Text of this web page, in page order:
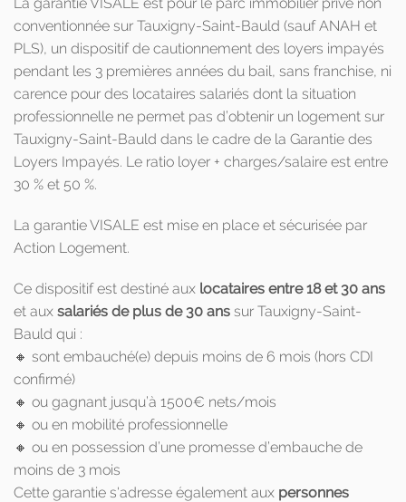
conventionnée sur Tauxigny-Saint-Bauld (sauf ANAH et
PLS), un dispositif de cautionnement des loyers impayés
pendant les 3 premières années du bail, sans franchise, ni
carence pour des locataires salariés dont la situation
professionnelle ne permet pas d’obtenir un logement sur
Tauxigny-Saint-Bauld dans le cadre de la Garantie des
Loyers Impayés. Le ratio loyer + charges/salaire est entre
30 % et 50 %.
La garantie VISALE est mise en place et sécurisée par
Action Logement.
Ce dispositif est destiné aux locataires entre 18 et 30 ans
et aux salariés de plus de 30 ans sur Tauxigny-Saint-
Bauld qui :
🔸 sont embauché(e) depuis moins de 6 mois (hors CDI
confirmé)
🔸 ou gagnant jusqu’à 1500€ nets/mois
🔸 ou en mobilité professionnelle
🔸 ou en possession d’une promesse d’embauche de
moins de 3 mois
Cette garantie s'adresse également aux personnes